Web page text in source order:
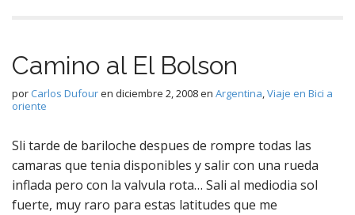
Camino al El Bolson
por Carlos Dufouren diciembre 2, 2008en Argentina,Viaje en Bici a
oriente
Sli tarde de bariloche despues de rompre todas las
camaras que tenia disponibles y salir con una rueda
inflada pero con la valvula rota… Sali al mediodia sol
fuerte, muy raro para estas latitudes que me